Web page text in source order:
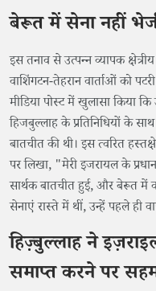
बेरूत में सेना नहीं
इस तनाव से उत्पन्न व्यापक
वाशिंगटन-तेहरान वार्ताओं को
मीडिया पोस्ट में खुलासा किया
हिजबुल्लाह के प्रतिनिधियों के
बातचीत की थी। इस त्वरित
पर लिखा, "मेरी इजरायल के
सार्थक बातचीत हुई, और बेरूत में
सेनाएं रास्ते में थीं, उन्हें पहले ही
हिज़्बुल्लाह ने
समाप्त करने पर